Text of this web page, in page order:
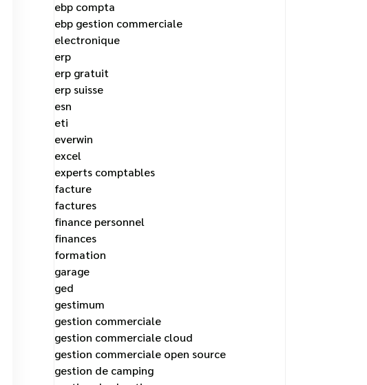
ebp compta
ebp gestion commerciale
electronique
erp
erp gratuit
erp suisse
esn
eti
everwin
excel
experts comptables
facture
factures
finance personnel
finances
formation
garage
ged
gestimum
gestion commerciale
gestion commerciale cloud
gestion commerciale open source
gestion de camping